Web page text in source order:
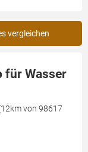
vergleichen
für Wasser
von 98617